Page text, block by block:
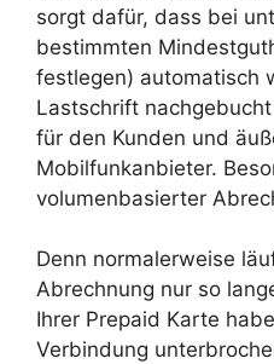
sorgt dafür, dass bei
bestimmten
festlegen) automatisch
Lastschrift
für den Kunden und
Mobilfunkanbieter.
volumenbasierter
Denn normalerweise
Abrechnung nur so
Ihrer Prepaid Karte
Verbindung